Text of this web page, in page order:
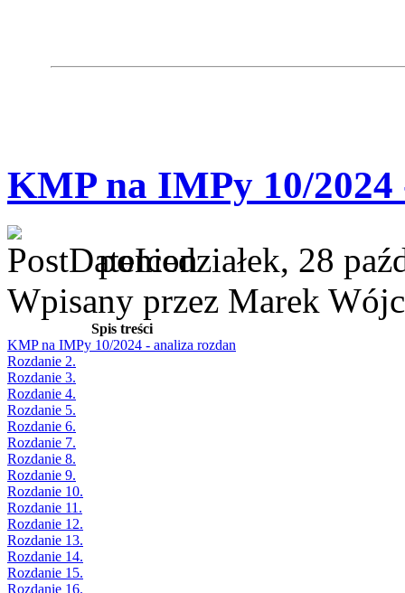
KMP na IMPy 10/2024
poniedziałek, 28
Wpisany przez Marek
Spis treści
KMP na IMPy 10/2024 - analiza rozdan
Rozdanie 2.
Rozdanie 3.
Rozdanie 4.
Rozdanie 5.
Rozdanie 6.
Rozdanie 7.
Rozdanie 8.
Rozdanie 9.
Rozdanie 10.
Rozdanie 11.
Rozdanie 12.
Rozdanie 13.
Rozdanie 14.
Rozdanie 15.
Rozdanie 16.